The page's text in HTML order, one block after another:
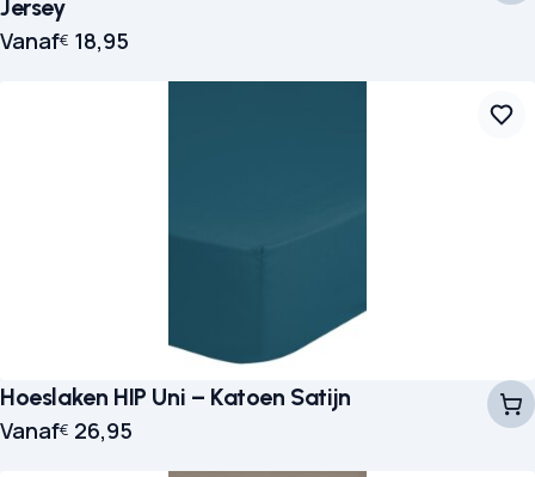
Jersey
Vanaf€ 18,95
Hoeslaken HIP Uni – Katoen Satijn
Vanaf€ 26,95